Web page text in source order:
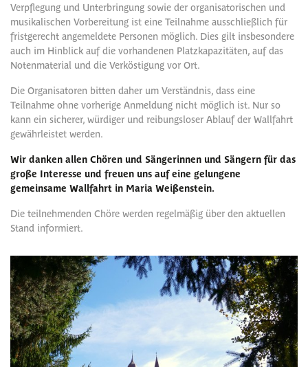
Verpflegung und Unterbringung sowie der organisatorischen und
musikalischen Vorbereitung ist eine Teilnahme ausschließlich für
fristgerecht angemeldete Personen möglich. Dies gilt insbesondere
auch im Hinblick auf die vorhandenen Platzkapazitäten, auf das
Notenmaterial und die Verköstigung vor Ort.
Die Organisatoren bitten daher um Verständnis, dass eine
Teilnahme ohne vorherige Anmeldung nicht möglich ist. Nur so
kann ein sicherer, würdiger und reibungsloser Ablauf der Wallfahrt
gewährleistet werden.
Wir danken allen Chören und Sängerinnen und Sängern für das
große Interesse und freuen uns auf eine gelungene
gemeinsame Wallfahrt in Maria Weißenstein.
Die teilnehmenden Chöre werden regelmäßig über den aktuellen
Stand informiert.